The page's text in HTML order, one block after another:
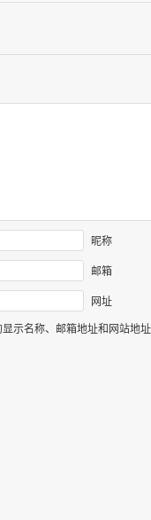
昵称
邮箱
网址
示名称、邮箱地址和网站地